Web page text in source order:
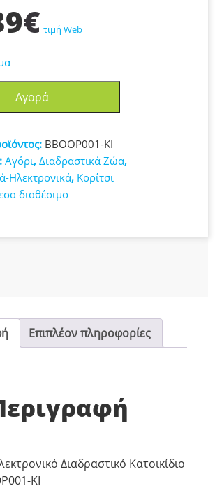
€ τιμή Web
Αγορά
BBOOP001-KI
Αγόρι, Διαδραστικά Ζώα,
Ηλεκτρονικά, Κορίτσι
διαθέσιμο
Επιπλέον πληροφορίες
Διαδραστικό Κατοικίδιο
KI